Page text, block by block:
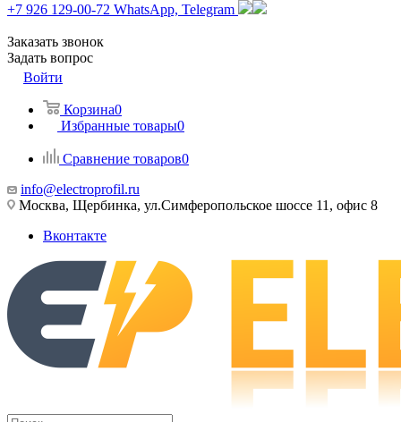
+7 926 129-00-72 WhatsApp, Telegram
Заказать звонок
Задать вопрос
Войти
Корзина0
Избранные товары0
Сравнение товаров0
info@electroprofil.ru
Москва, Щербинка, ул.Симферопольское шоссе 11, офис 8
Вконтакте